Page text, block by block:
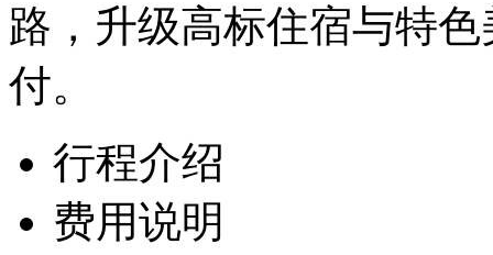
路，升级高标住宿与特
付。
行程介绍
费用说明